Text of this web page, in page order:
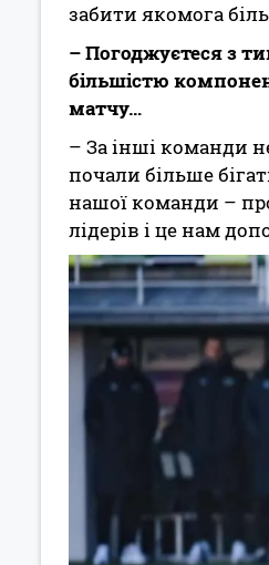
забити якомога
– Погоджуєтеся з
більшістю
матчу…
– За інші команди
почали більше
нашої команди –
лідерів і це нам